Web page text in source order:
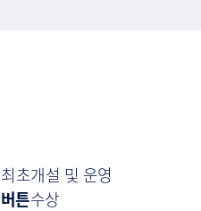
초개설 및 운영
튼수상